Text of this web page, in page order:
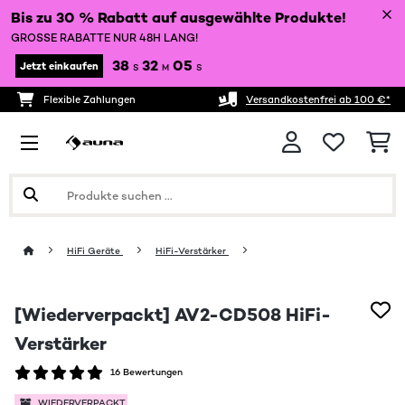
Bis zu 30 % Rabatt auf ausgewählte Produkte!
GROSSE RABATTE NUR 48H LANG!
Jetzt einkaufen 38 S 32 M 05 S
Flexible Zahlungen Versandkostenfrei ab 100 €*
HiFi Geräte HiFi-Verstärker
[Wiederverpackt] AV2-CD508 HiFi-
Verstärker
16 Bewertungen